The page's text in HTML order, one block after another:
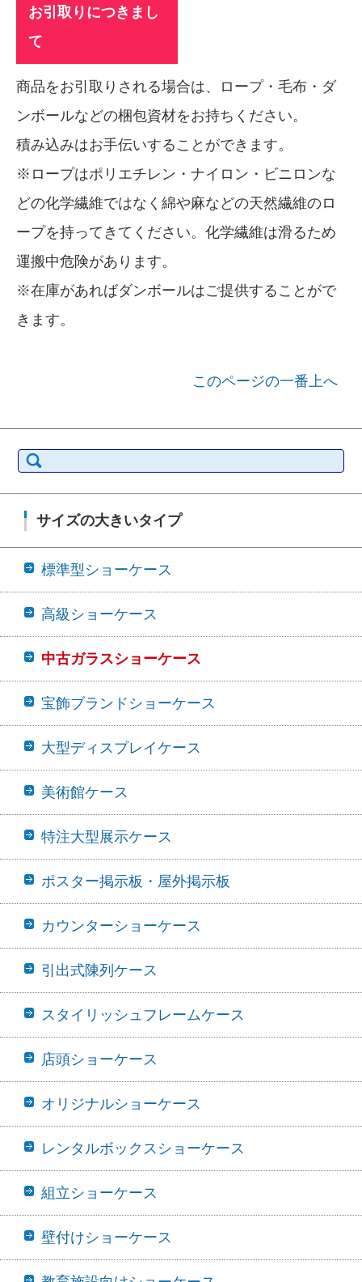
お引取りにつきまし
て
商品をお引取りされる場合は、ロープ・毛布・ダ
ンボールなどの梱包資材をお持ちください。
積み込みはお手伝いすることができます。
※ロープはポリエチレン・ナイロン・ビニロンな
どの化学繊維ではなく綿や麻などの天然繊維のロ
ープを持ってきてください。化学繊維は滑るため
運搬中危険があります。
※在庫があればダンボールはご提供することがで
きます。
このページの一番上へ
検索:
サイズの大きいタイプ
標準型ショーケース
高級ショーケース
中古ガラスショーケース
宝飾ブランドショーケース
大型ディスプレイケース
美術館ケース
特注大型展示ケース
ポスター掲示板・屋外掲示板
カウンターショーケース
引出式陳列ケース
スタイリッシュフレームケース
店頭ショーケース
オリジナルショーケース
レンタルボックスショーケース
組立ショーケース
壁付けショーケース